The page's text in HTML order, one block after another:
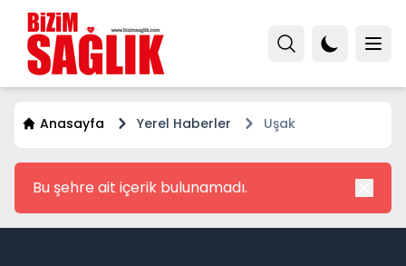
Anasayfa Yerel Haberler Uşak
Bu şehre ait içerik bulunamadı.